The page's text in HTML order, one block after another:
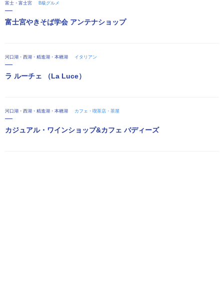
富士・富士宮 B級グルメ
富士宮やきそば学会 アンテナショップ
河口湖・西湖・精進湖・本栖湖 イタリアン
ラ ルーチェ （La Luce）
河口湖・西湖・精進湖・本栖湖 カフェ・喫茶店・茶屋
カジュアル・ワインショップ&カフェ バディーズ